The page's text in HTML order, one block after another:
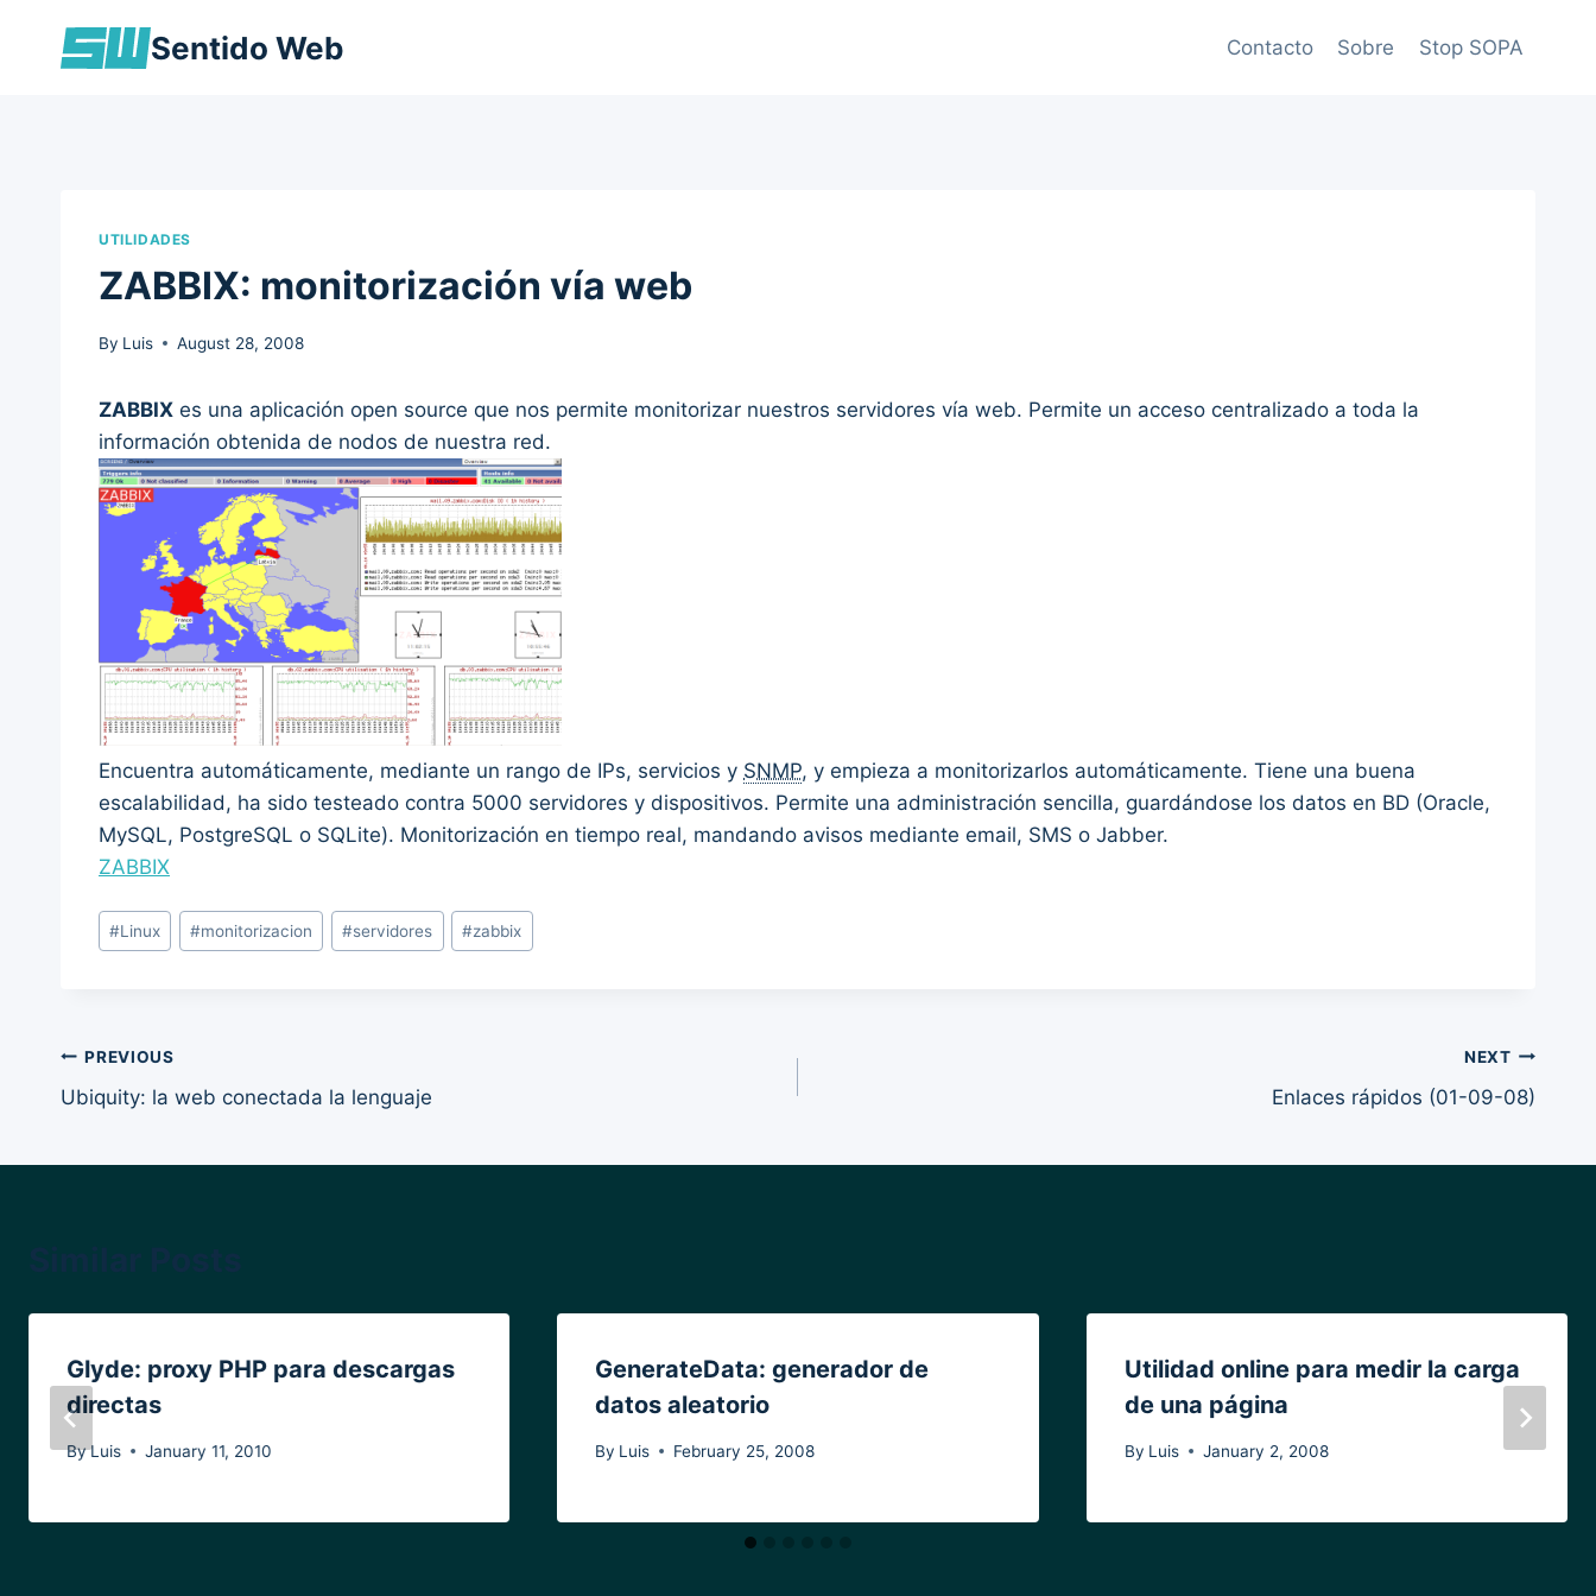
Sentido Web Contacto Sobre Stop SOPA
UTILIDADES
ZABBIX: monitorización vía web
By Luis August 28, 2008
ZABBIX es una aplicación open source que nos permite monitorizar nuestros servidores vía web. Permite un acceso centralizado a toda la
información obtenida de nodos de nuestra red.
Encuentra automáticamente, mediante un rango de IPs, servicios y SNMP, y empieza a monitorizarlos automáticamente. Tiene una buena
escalabilidad, ha sido testeado contra 5000 servidores y dispositivos. Permite una administración sencilla, guardándose los datos en BD (Oracle,
MySQL, PostgreSQL o SQLite). Monitorización en tiempo real, mandando avisos mediante email, SMS o Jabber.
ZABBIX
Post
Tags:
#Linux #monitorizacion #servidores #zabbix
Post
navigation
PREVIOUS
Ubiquity: la web conectada la lenguaje
NEXT
Enlaces rápidos (01-09-08)
Glyde: proxy PHP para descargas
directas
ByLuis January 11, 2010
GenerateData: generador de
datos aleatorio
By Luis February 25, 2008
Utilidad online para medir la carga
de una página
By Luis January 2, 2008